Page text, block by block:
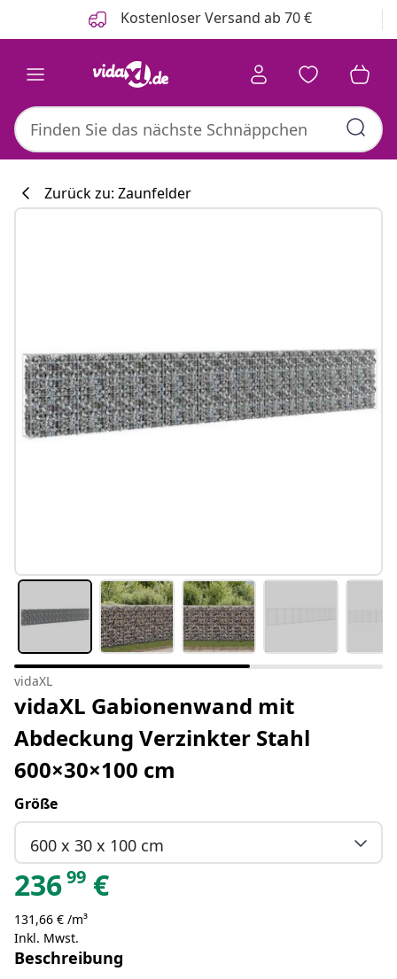
Kostenloser Versand ab 70 €
Zurück zu: Zaunfelder
vidaXL
vidaXL Gabionenwand mit
Abdeckung Verzinkter Stahl
600×30×100 cm
Größe
600 x 30 x 100 cm
23699 €
131,66 € /m³
Inkl. Mwst.
Beschreibung